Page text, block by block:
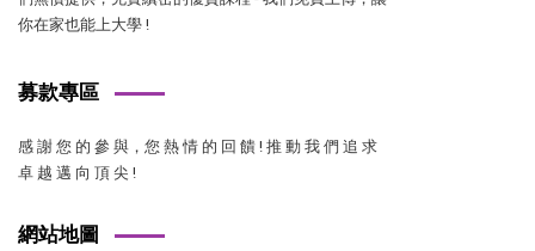
你在家也能上大學 !
募款專區
感 謝 您 的 參 與，您 熱 情 的 回 饋 ! 推 動 我 們 追 求
卓 越 邁 向 頂 尖 !
網站地圖